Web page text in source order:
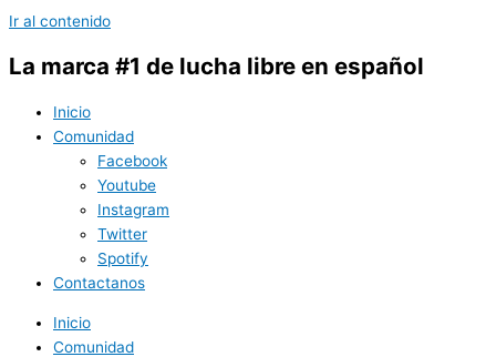
Ir al contenido
La marca #1 de lucha libre en español
Inicio
Comunidad
Facebook
Youtube
Instagram
Twitter
Spotify
Contactanos
Inicio
Comunidad